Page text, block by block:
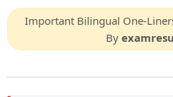
Important Bilingual One-
By